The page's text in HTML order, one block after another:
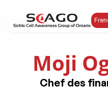
Moji
Chef des